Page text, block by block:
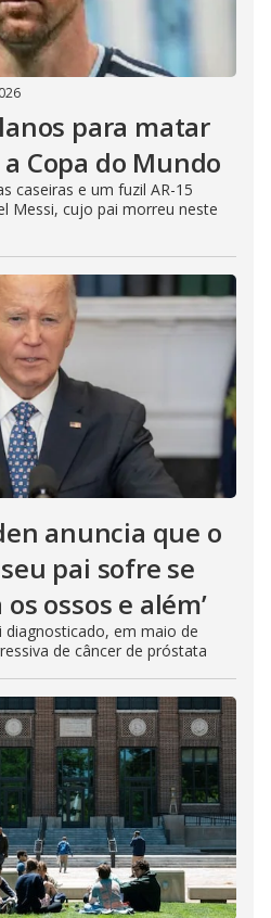
para matar
Copa do Mundo
caseiras e um fuzil AR-15
Messi, cujo pai morreu neste
anuncia que o
pai sofre se
ossos e além’
diagnosticado, em maio de
de câncer de próstata